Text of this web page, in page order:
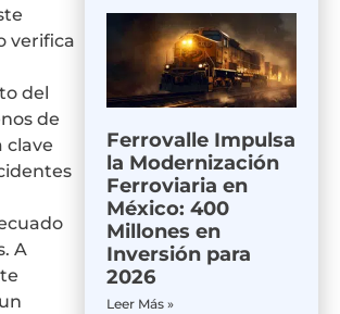
verifica
del
de
clave
A
Ferrovalle Impulsa
la Modernización
Ferroviaria en
México: 400
Millones en
Inversión para
2026
Leer Más »